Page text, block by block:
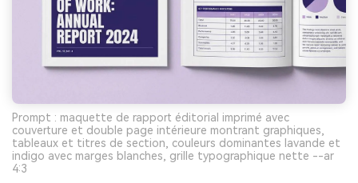
Prompt : maquette de rapport éditorial imprimé avec
couverture et double page intérieure montrant graphiques,
tableaux et titres de section, couleurs dominantes lavande et
indigo avec marges blanches, grille typographique nette --ar
4:3